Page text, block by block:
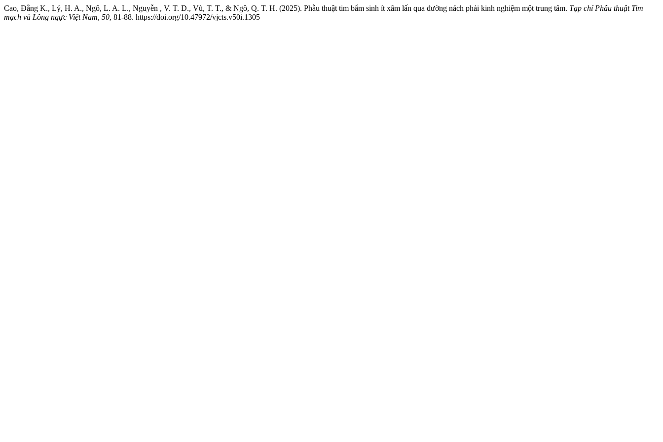
Cao, Đằng K., Lý, H. A., Ngô, L. A. L., Nguyễn , V. T. D., Vũ, T. T., & Ngô, Q. T. H. (2025). Phẫu thuật tim bẩm sinh ít xâm lấn qua đường nách phải kinh nghiệm một trung tâm. Tạp chí Phẫu thuật Tim
mạch và Lồng ngực Việt Nam, 50, 81-88. https://doi.org/10.47972/vjcts.v50i.1305